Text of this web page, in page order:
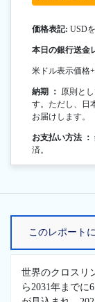
価格表記: USD
本日の銀行送金
米ドル表示価格
納期 ： 原則と
す。ただし、日
お届けします。
お支払い方法 ：
済。
世界のクロスリ
ら2031年までに